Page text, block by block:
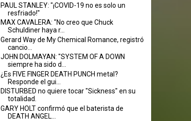
PAUL STANLEY: "¡COVID-19 no es solo un
resfriado!"
MAX CAVALERA: "No creo que Chuck
Schuldiner haya r...
Gerard Way de My Chemical Romance, registró
cancio...
JOHN DOLMAYAN: "SYSTEM OF A DOWN
siempre ha sido d...
¿Es FIVE FINGER DEATH PUNCH metal?
Responde el gui...
DISTURBED no quiere tocar "Sickness" en su
totalidad.
GARY HOLT confirmó que el baterista de
DEATH ANGEL...